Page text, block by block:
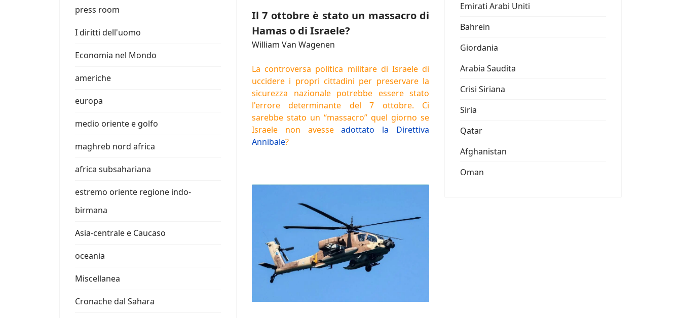
press room
I diritti dell'uomo
Economia nel Mondo
americhe
europa
medio oriente e golfo
maghreb nord africa
africa subsahariana
estremo oriente regione indo-
birmana
Asia-centrale e Caucaso
oceania
Miscellanea
Cronache dal Sahara
Il 7 ottobre è stato un massacro di
Hamas o di Israele?
William Van Wagenen
La controversa politica militare di Israele di
uccidere i propri cittadini per preservare la
sicurezza nazionale potrebbe essere stato
l'errore determinante del 7 ottobre. Ci
sarebbe stato un “massacro” quel giorno se
Israele non avesseadottato la Direttiva
Annibale?
Emirati Arabi Uniti
Bahrein
Giordania
Arabia Saudita
Crisi Siriana
Siria
Qatar
Afghanistan
Oman